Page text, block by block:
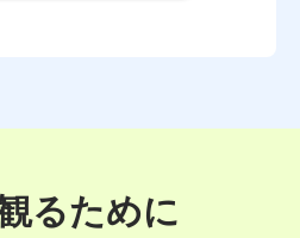
るために